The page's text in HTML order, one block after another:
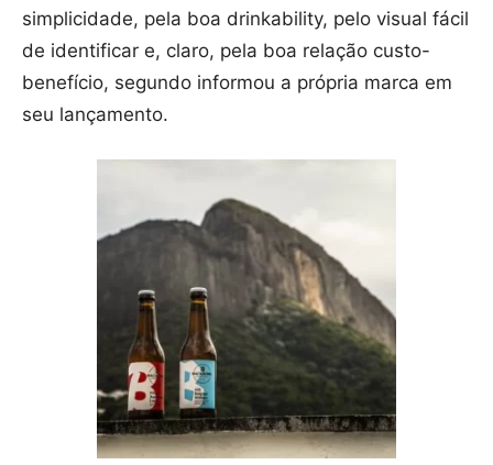
simplicidade, pela boa drinkability, pelo visual fácil
de identificar e, claro, pela boa relação custo-
benefício, segundo informou a própria marca em
seu lançamento.